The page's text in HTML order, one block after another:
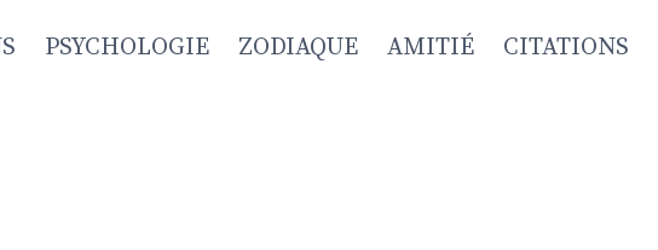
PSYCHOLOGIE ZODIAQUE AMITIÉ CITATIONS